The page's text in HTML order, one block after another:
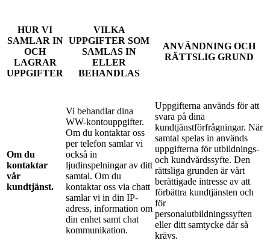
HUR VI
SAMLAR IN
OCH
LAGRAR
UPPGIFTER
VILKA
UPPGIFTER SOM
SAMLAS IN
ELLER
BEHANDLAS
ANVÄNDNING OCH
RÄTTSLIG GRUND
Om du
kontaktar
vår
kundtjänst.
Vi behandlar dina
WW-kontouppgifter.
Om du kontaktar oss
per telefon samlar vi
också in
ljudinspelningar av ditt
samtal. Om du
kontaktar oss via chatt
samlar vi in din IP-
adress, information om
din enhet samt chat
kommunikation.
Uppgifterna används för att
svara på dina
kundtjänstförfrågningar. När
samtal spelas in används
uppgifterna för utbildnings-
och kundvårdssyfte. Den
rättsliga grunden är vårt
berättigade intresse av att
förbättra kundtjänsten och
för
personalutbildningssyften
eller ditt samtycke där så
krävs.